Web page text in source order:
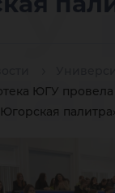
ЮГУ провела